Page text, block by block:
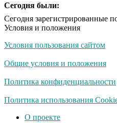
Сегодня были:
Сегодня зарегистрированные
Условия и положения
Условия пользования сайтом
Общие условия и положения
Политика конфиденциальности
Политика использования
О проекте